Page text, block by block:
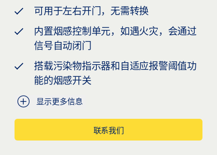
可用于左右开门，无需转换
内置烟感控制单元，如遇火灾，会通过
信号自动闭门
搭载污染物指示器和自适应报警阈值功
能的烟感开关
显示更多信息
联系我们